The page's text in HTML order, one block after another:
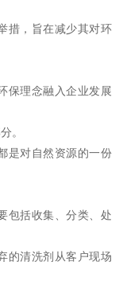
措，旨在减少其对环
保理念融入企业发展
。
是对自然资源的一份
包括收集、分类、处
的清洗剂从客户现场